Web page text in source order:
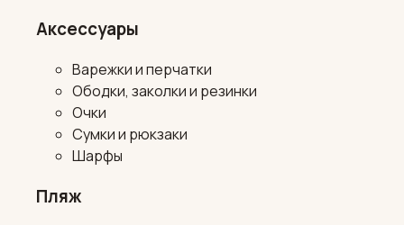
Аксессуары
Варежки и перчатки
Ободки, заколки и резинки
Очки
Сумки и рюкзаки
Шарфы
Пляж